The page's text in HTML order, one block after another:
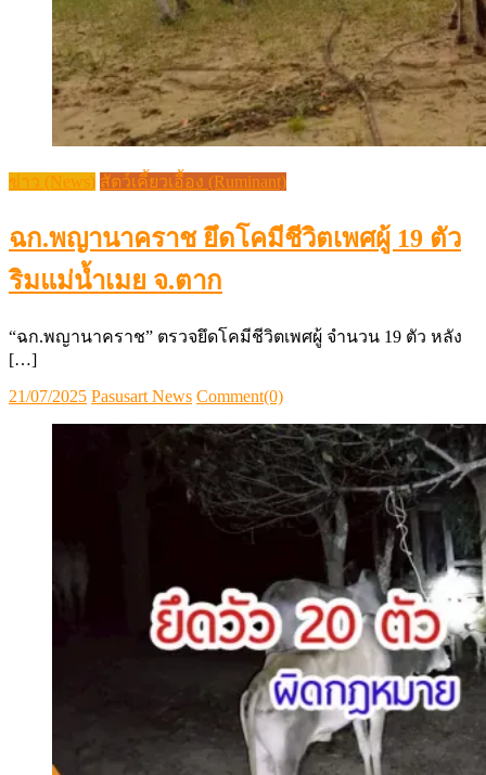
ข่าว (News) สัตว์เคี้ยวเอื้อง (Ruminant)
ฉก.พญานาคราช ยึดโคมีชีวิตเพศผู้ 19 ตัว
ริมแม่น้ำเมย จ.ตาก
“ฉก.พญานาคราช” ตรวจยึดโคมีชีวิตเพศผู้ จำนวน 19 ตัว หลัง
[…]
Posted
21/07/2025 Author
Pasusart News Comment(0)